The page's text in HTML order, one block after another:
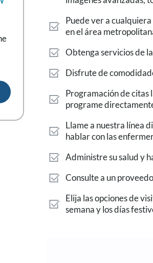
Puede ver a
en el área
Obtenga servicios de
Disfrute de
Programación de citas
programe
Llame a nuestra línea
hablar con las
Administre su salud y
Consulte a un
Elija las opciones de
semana y los días